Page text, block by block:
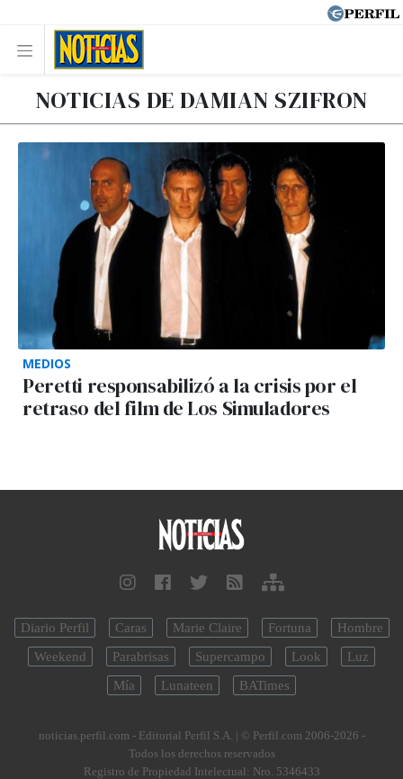
NOTICIAS DE DAMIAN SZIFRON
MEDIOS
Peretti responsabilizó a la crisis por el
retraso del film de Los Simuladores
Diario Perfil Caras Marie Claire Fortuna
Hombre
Weekend
Parabrisas Supercampo Look
Luz
Mía
Lunateen BATimes
noticias.perfil.com - Editorial Perfil S.A. | © Perfil.com 2006-2026 -
Todos los derechos reservados
Registro de Propiedad Intelectual: Nro. 5346433